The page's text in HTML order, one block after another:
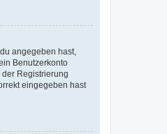
angegeben hast,
Benutzerkonto
Registrierung
eingegeben hast